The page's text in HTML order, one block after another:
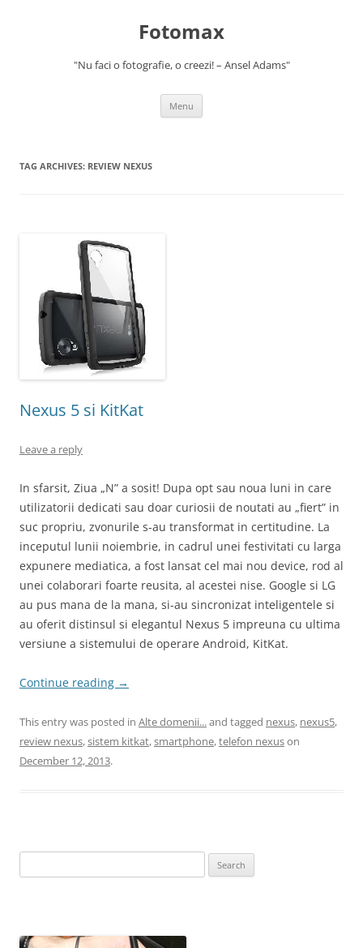
Fotomax
"Nu faci o fotografie, o creezi! – Ansel Adams"
Menu
TAG ARCHIVES: REVIEW NEXUS
Nexus 5 si KitKat
Leave a reply
In sfarsit, Ziua „N” a sosit! Dupa opt sau noua luni in care
utilizatorii dedicati sau doar curiosii de noutati au „fiert” in
suc propriu, zvonurile s-au transformat in certitudine. La
inceputul lunii noiembrie, in cadrul unei festivitati cu larga
expunere mediatica, a fost lansat cel mai nou device, rod al
unei colaborari foarte reusita, al acestei nise. Google si LG
au pus mana de la mana, si-au sincronizat inteligentele si
au oferit distinsul si elegantul Nexus 5 impreuna cu ultima
versiune a sistemului de operare Android, KitKat.
Continue reading →
This entry was posted in Alte domenii...and tagged nexus, nexus5,
review nexus,sistem kitkat,smartphone,telefon nexuson
December 12, 2013.
for: